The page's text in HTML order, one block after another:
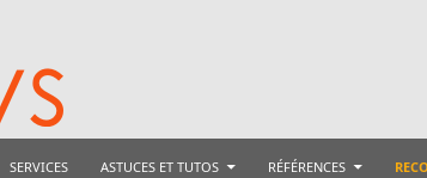
SERVICES ASTUCES ET TUTOS RÉFÉRENCES